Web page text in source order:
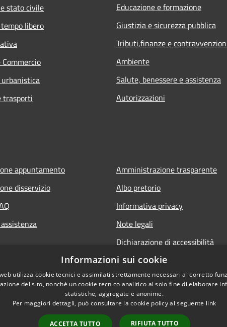
stato civile
libero
Commercio
trasporti
Educazione e formazione
Giustizia e sicurezza pubblica
Tributi,finanze e
Ambiente
Salute, benessere e assistenza
Autorizzazioni
appuntamento
disservizio
Amministrazione trasparente
Albo pretorio
Informativa privacy
Note legali
Dichiarazione di accessibilità
Informazioni sui cookie
utilizza cookie tecnici e assimilati strettamente necessari al corretto
del sito, nonché un cookie tecnico analitico al solo fine di elaborare
statistiche, aggregate e anonime.
Per maggiori dettagli, può consultare la cookie policy al seguente link
ACCETTA TUTTO RIFIUTA TUTTO